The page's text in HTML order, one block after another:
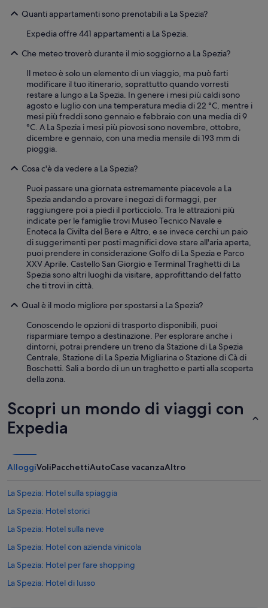
Quanti appartamenti sono prenotabili a La Spezia?
Expedia offre 441 appartamenti a La Spezia.
Che meteo troverò durante il mio soggiorno a La Spezia?
Il meteo è solo un elemento di un viaggio, ma può farti
modificare il tuo itinerario, soprattutto quando vorresti
restare a lungo a La Spezia. In genere i mesi più caldi sono
agosto e luglio con una temperatura media di 22 °C, mentre i
mesi più freddi sono gennaio e febbraio con una media di 9
°C. A La Spezia i mesi più piovosi sono novembre, ottobre,
dicembre e gennaio, con una media mensile di 193 mm di
pioggia.
Cosa c'è da vedere a La Spezia?
Puoi passare una giornata estremamente piacevole a La
Spezia andando a provare i negozi di formaggi, per
raggiungere poi a piedi il porticciolo. Tra le attrazioni più
indicate per le famiglie trovi Museo Tecnico Navale e
Enoteca la Civilta del Bere e Altro, e se invece cerchi un paio
di suggerimenti per posti magnifici dove stare all'aria aperta,
puoi prendere in considerazione Golfo di La Spezia e Parco
XXV Aprile. Castello San Giorgio e Terminal Traghetti di La
Spezia sono altri luoghi da visitare, approfittando del fatto
che ti trovi in città.
Qual è il modo migliore per spostarsi a La Spezia?
Conoscendo le opzioni di trasporto disponibili, puoi
risparmiare tempo a destinazione. Per esplorare anche i
dintorni, potrai prendere un treno da Stazione di La Spezia
Centrale, Stazione di La Spezia Migliarina o Stazione di Cà di
Boschetti. Sali a bordo di un un traghetto e parti alla scoperta
della zona.
Scopri un mondo di viaggi con
Expedia
AlloggiVoliPacchettiAutoCase vacanzaAltro
La Spezia: Hotel sulla spiaggia
La Spezia: Hotel storici
La Spezia: Hotel sulla neve
La Spezia: Hotel con azienda vinicola
La Spezia: Hotel per fare shopping
La Spezia: Hotel di lusso